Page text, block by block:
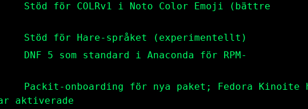
Stöd för COLRv1 i Noto Color Emoji (bättre
Stöd för Hare-språket (experimentellt)
DNF 5 som standard i Anaconda för RPM-
Packit-onboarding för nya paket; Fedora Kinoite
aktiverade